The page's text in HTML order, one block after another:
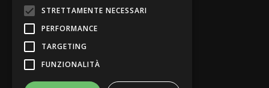
STRETTAMENTE NECESSARI
PERFORMANCE
TARGETING
FUNZIONALITÀ